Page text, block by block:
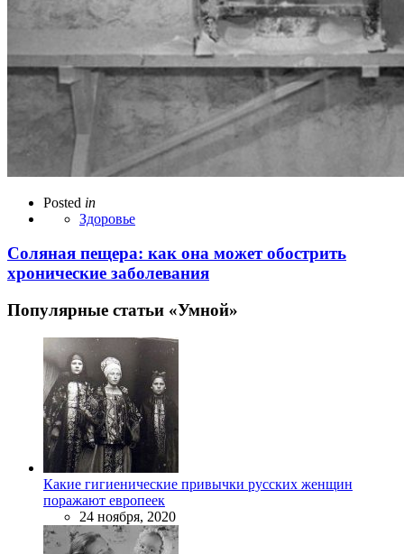
Posted in
Здоровье
Соляная пещера: как она может обострить
хронические заболевания
Популярные статьи «Умной»
Какие гигиенические привычки русских женщин
поражают европеек
24 ноября, 2020